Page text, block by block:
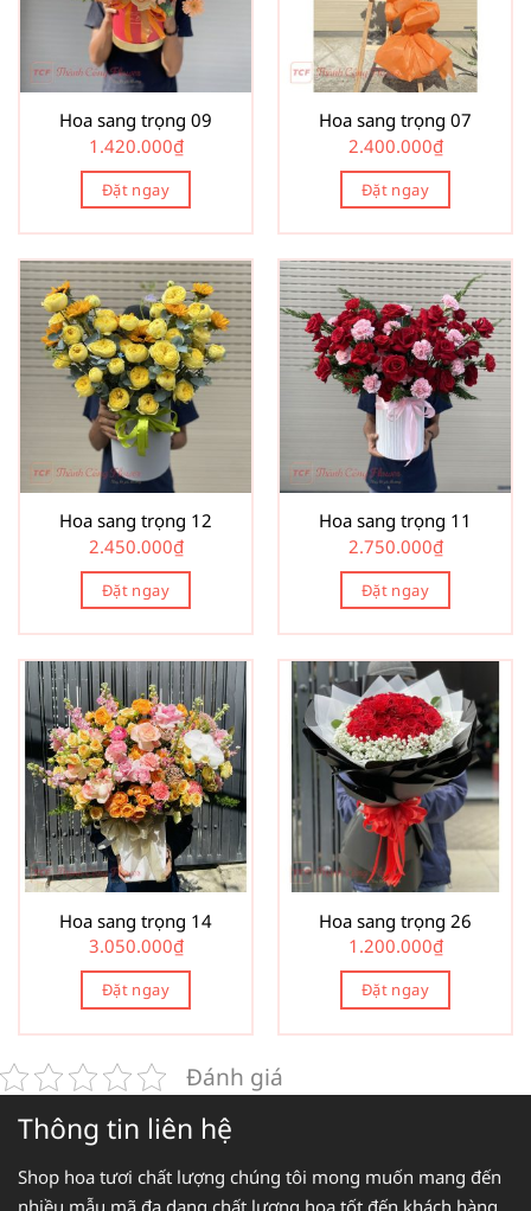
Hoa sang trọng 09
1.420.000₫
Đặt ngay
Hoa sang trọng 07
2.400.000₫
Đặt ngay
Hoa sang trọng 12
2.450.000₫
Đặt ngay
Hoa sang trọng 11
2.750.000₫
Đặt ngay
Hoa sang trọng 14
3.050.000₫
Đặt ngay
Hoa sang trọng 26
1.200.000₫
Đặt ngay
Đánh giá
Thông tin liên hệ
Shop hoa tươi chất lượng chúng tôi mong muốn mang đến